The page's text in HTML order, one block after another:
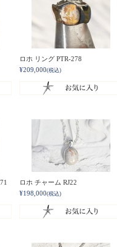
ロホ リング PTR-278
¥209,000(税込)
ロホ チャーム RJ22
¥198,000(税込)